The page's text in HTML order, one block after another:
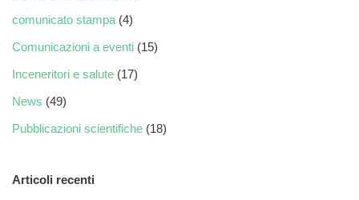
comunicato stampa (4)
Comunicazioni a eventi (15)
Inceneritori e salute (17)
News (49)
Pubblicazioni scientifiche (18)
Articoli recenti